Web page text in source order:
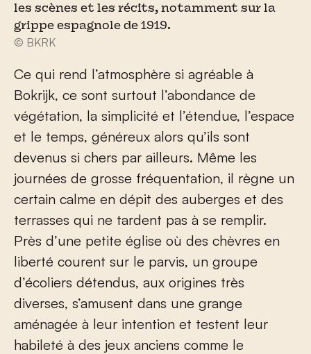
les scènes et les récits, notamment sur la
grippe espagnole de 1919.
© BKRK
Ce qui rend l’atmosphère si agréable à
Bokrijk, ce sont surtout l’abondance de
végétation, la simplicité et l’étendue, l’espace
et le temps, généreux alors qu’ils sont
devenus si chers par ailleurs. Même les
journées de grosse fréquentation, il règne un
certain calme en dépit des auberges et des
terrasses qui ne tardent pas à se remplir.
Près d’une petite église où des chèvres en
liberté courent sur le parvis, un groupe
d’écoliers détendus, aux origines très
diverses, s’amusent dans une grange
aménagée à leur intention et testent leur
habileté à des jeux anciens comme le